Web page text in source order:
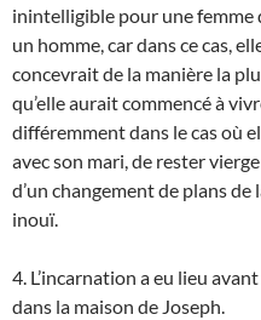
inintelligible pour une femme
un homme, car dans ce cas,
concevrait de la manière la
qu’elle aurait commencé à
différemment dans le cas où
avec son mari, de rester
d’un changement de plans
inouï.
4. L’incarnation a eu lieu
dans la maison de Joseph.